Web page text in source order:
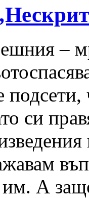
–
подсети,
си
им. А